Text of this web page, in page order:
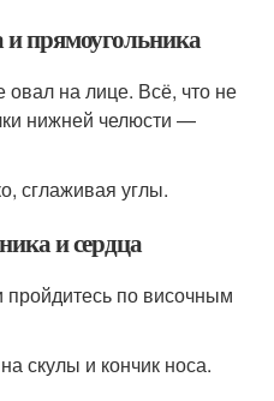
и прямоугольника
овал на лице. Всё, что не
нижней челюсти —
сглаживая углы.
и сердца
пройдитесь по височным
скулы и кончик носа.